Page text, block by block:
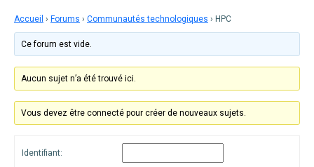
Accueil › Forums › Communautés technologiques › HPC
Ce forum est vide.
Aucun sujet n’a été trouvé ici.
Vous devez être connecté pour créer de nouveaux sujets.
Identifiant: